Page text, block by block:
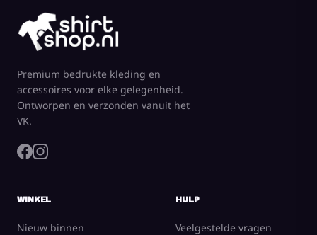
Premium bedrukte kleding en
accessoires voor elke gelegenheid.
Ontworpen en verzonden vanuit het
VK.
WINKEL
Nieuw binnen
HULP
Veelgestelde vragen